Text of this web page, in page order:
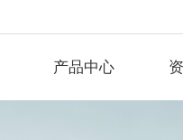
产品中心